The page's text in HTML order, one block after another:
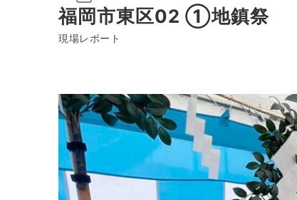
福岡市東区02 ①地鎮祭
現場レポート